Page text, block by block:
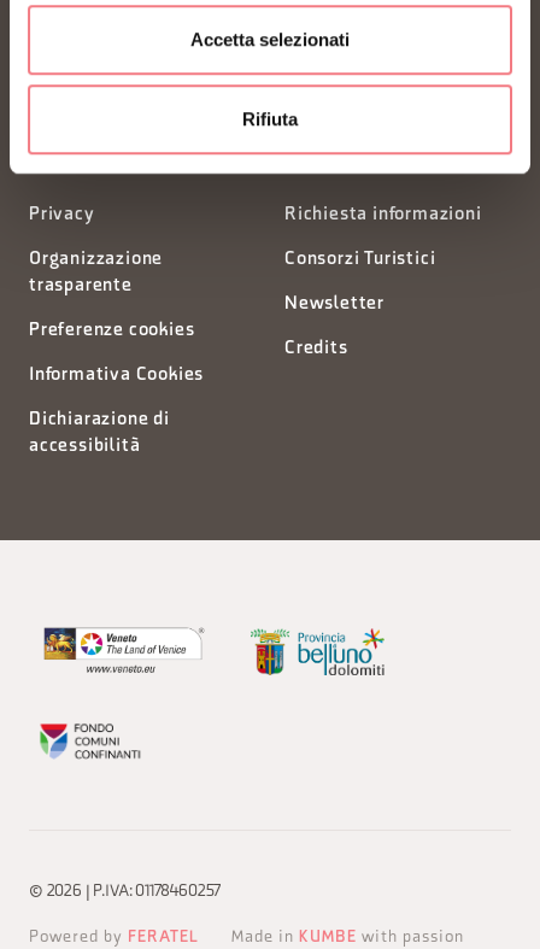
Accetta selezionati
Rifiuta
Privacy
Organizzazione
trasparente
Preferenze cookies
Informativa Cookies
Dichiarazione di
accessibilità
Richiesta informazioni
Consorzi Turistici
Newsletter
Credits
© 2026 | P.IVA: 01178460257
Powered by FERATEL Made in KUMBE with passion